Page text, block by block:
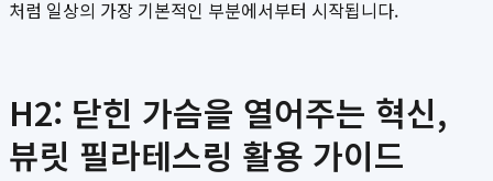
처럼 일상의 가장 기본적인 부분에서부터 시작됩니다.
H2: 닫힌 가슴을 열어주는 혁신,
뷰릿 필라테스링 활용 가이드